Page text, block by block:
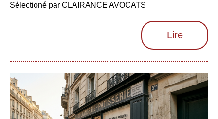
Sélectioné par CLAIRANCE AVOCATS
Lire